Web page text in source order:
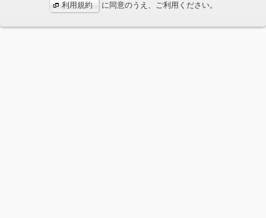
利用規約
に同意のうえ、ご利用ください。